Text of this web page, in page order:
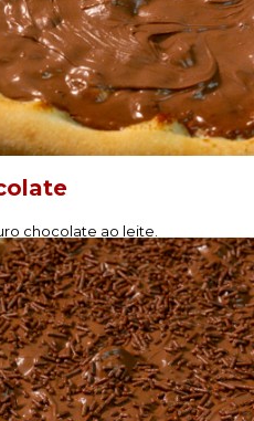
chocolate ao leite.